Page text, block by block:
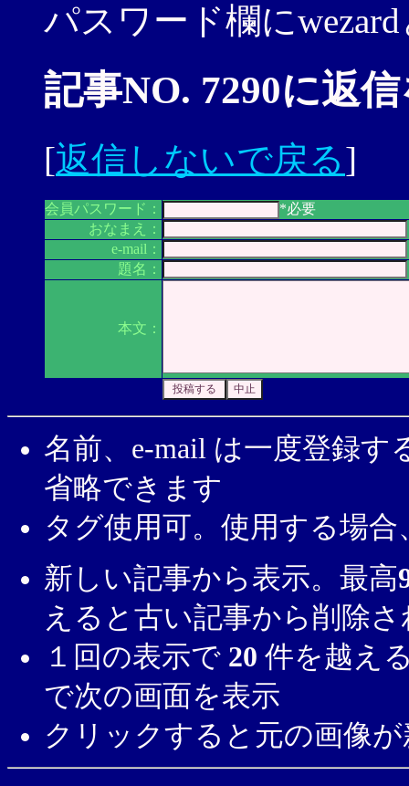
パスワード欄に
記事NO. 7290に返
[返信しないで戻る]
会員パスワード：
*必要
おなまえ：
e-mail：
題名：
本文：
名前、e-mail は一度登録
省略できます
タグ使用可。使用する場
新しい記事から表示。最高
えると古い記事から削除
１回の表示で 20 件を越え
で次の画面を表示
クリックすると元の画像